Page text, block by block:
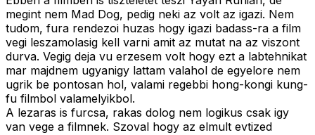
megint nem Mad Dog, pedig neki az volt az igazi. Nem
tudom, fura rendezoi huzas hogy igazi badass-ra a film
vegi leszamolasig kell varni amit az mutat na az viszont
durva. Vegig deja vu erzesem volt hogy ezt a labtehnikat
mar majdnem ugyanigy lattam valahol de egyelore nem
ugrik be pontosan hol, valami regebbi hong-kongi kung-
fu filmbol valamelyikbol.
A lezaras is furcsa, rakas dolog nem logikus csak igy
van vege a filmnek. Szoval hogy az elmult evtized